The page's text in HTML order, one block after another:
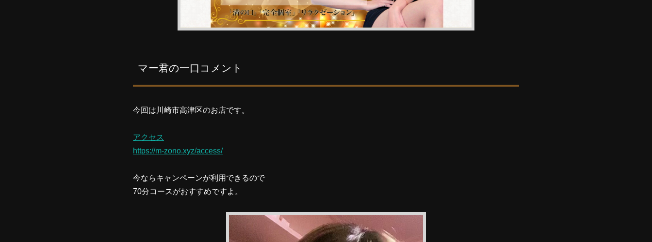
マー君の一口コメント
今回は川崎市高津区のお店です。
アクセス
https://m-zono.xyz/access/
今ならキャンペーンが利用できるので
70分コースがおすすめですよ。